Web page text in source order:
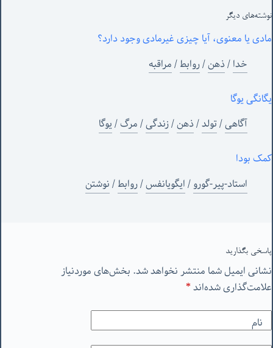
نوشته‌های‌ دیگر
مادی یا معنوی، آیا چیزی غیرمادی وجود دارد؟
خدا/ذهن/روابط/مراقبه
یگانگی یوگا
آگاهی/تولد/ذهن/زندگی/مرگ/یوگا
کمک بودا
استاد-پیر-گورو/ایگویانفس/روابط/نوشتن
پاسخی بگذارید
نشانی ایمیل شما منتشر نخواهد شد. بخش‌های موردنیاز
علامت‌گذاری شده‌اند*
نام